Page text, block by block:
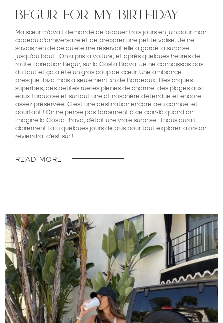
begur for my birthday
Ma sœur m’avait demandé de bloquer trois jours en juin pour mon
cadeau d’anniversaire et de préparer une petite valise. Je ne
savais rien de ce qu’elle me réservait elle a gardé la surprise
jusqu’au bout ! On a pris la voiture, et après quelques heures de
route : direction Begur, sur la Costa Brava. Je ne connaissais pas
du tout et ça a été un gros coup de cœur. Une ambiance
presque Ibiza mais à seulement 5h de Bordeaux. Des criques
superbes, des petites ruelles pleines de charme, des plages aux
eaux turquoise et surtout une atmosphère détendue et encore
assez préservée. C’est une destination encore peu connue, et
pourtant ! On ne pense pas forcément à ce coin-là quand on
imagine la Costa Brava, c'était une vraie surprise. Il nous aurait
clairement fallu quelques jours de plus pour tout explorer, alors on
reviendra, c’est sûr !
READ MORE